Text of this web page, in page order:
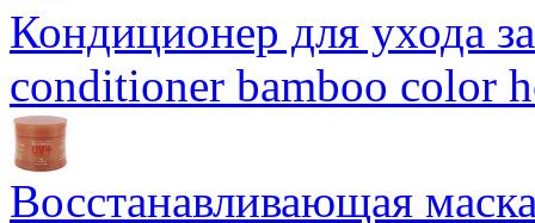
Кондиционер для ухода
conditioner bamboo color
Восстанавливающая